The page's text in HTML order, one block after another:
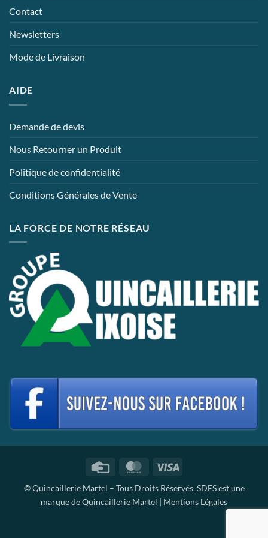
Contact
Newsletters
Mode de Livraison
AIDE
Demande de devis
Nous Retourner un Produit
Politique de confidentialité
Conditions Générales de Vente
LA FORCE DE NOTRE RÉSEAU
Credit
MasterCard
© Quincaillerie Martel – Tous Droits Réservés. SDES est une
marque de Quincaillerie Martel | Mentions Légales